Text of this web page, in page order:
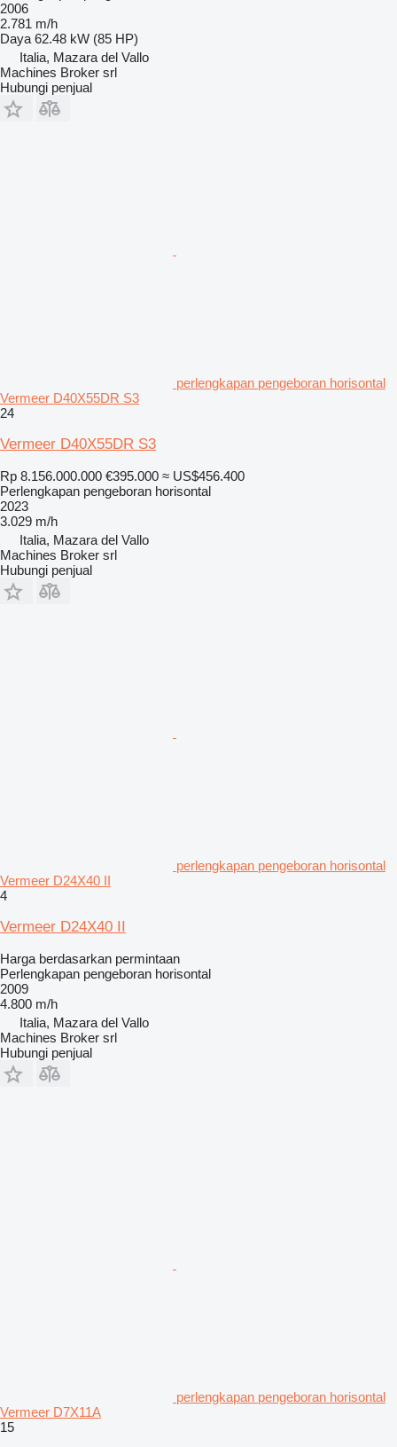
2006
2.781 m/h
Daya 62.48 kW (85 HP)
Italia, Mazara del Vallo
Machines Broker srl
Hubungi penjual
perlengkapan pengeboran horisontal
Vermeer D40X55DR S3
24
Vermeer D40X55DR S3
Rp 8.156.000.000 €395.000 ≈ US$456.400
Perlengkapan pengeboran horisontal
2023
3.029 m/h
Italia, Mazara del Vallo
Machines Broker srl
Hubungi penjual
perlengkapan pengeboran horisontal
Vermeer D24X40 II
4
Vermeer D24X40 II
Harga berdasarkan permintaan
Perlengkapan pengeboran horisontal
2009
4.800 m/h
Italia, Mazara del Vallo
Machines Broker srl
Hubungi penjual
perlengkapan pengeboran horisontal
Vermeer D7X11A
15